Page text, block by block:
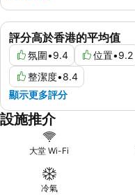
評分高於香港的平均值
氛圍•9.4 位置•9.2
整潔度•8.4
顯示更多評分
設施推介
大堂 Wi-Fi
冷氣